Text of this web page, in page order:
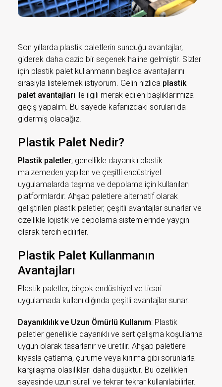
Son yıllarda plastik paletlerin sunduğu avantajlar,
giderek daha cazip bir seçenek haline gelmiştir. Sizler
için plastik palet kullanmanın başlıca avantajlarını
sırasıyla listelemek istiyorum. Gelin hızlıca plastik
palet avantajları ile ilgili merak edilen başlıklarımıza
geçiş yapalım. Bu sayede kafanızdaki soruları da
gidermiş olacağız.
Plastik Palet Nedir?
Plastik paletler, genellikle dayanıklı plastik
malzemeden yapılan ve çeşitli endüstriyel
uygulamalarda taşıma ve depolama için kullanılan
platformlardır. Ahşap paletlere alternatif olarak
geliştirilen plastik paletler, çeşitli avantajlar sunarlar ve
özellikle lojistik ve depolama sistemlerinde yaygın
olarak tercih edilirler.
Plastik Palet Kullanmanın
Avantajları
Plastik paletler, birçok endüstriyel ve ticari
uygulamada kullanıldığında çeşitli avantajlar sunar.
Dayanıklılık ve Uzun Ömürlü Kullanım: Plastik
paletler genellikle dayanıklı ve sert çalışma koşullarına
uygun olarak tasarlanır ve üretilir. Ahşap paletlere
kıyasla çatlama, çürüme veya kırılma gibi sorunlarla
karşılaşma olasılıkları daha düşüktür. Bu özellikleri
sayesinde uzun süreli ve tekrar tekrar kullanılabilirler.